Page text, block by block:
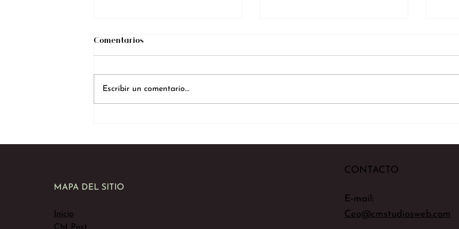
Comentarios
Escribir un comentario...
MAPA DEL SITIO
Inicio
CM Post
CONTACTO
E-mail:
Ceo@cmstudiosweb.com